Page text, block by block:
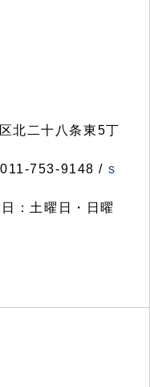
北二十八条東5丁
753-9148 / s
：土曜日・日曜